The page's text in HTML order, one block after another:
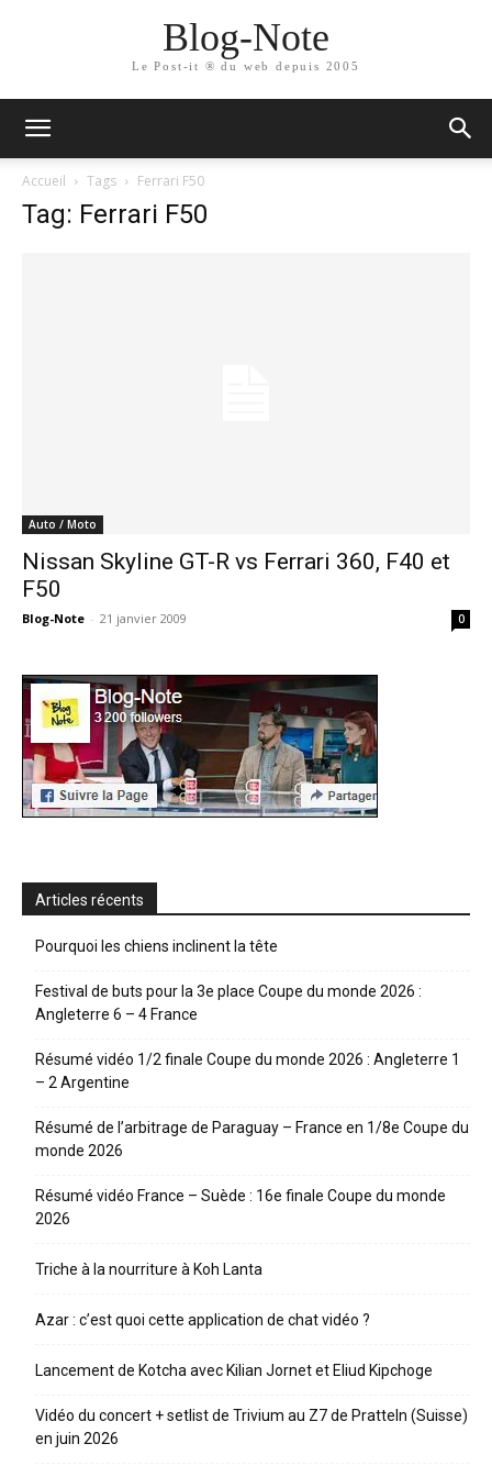
Blog-Note
Le Post-it ® du web depuis 2005
Accueil Tags Ferrari F50
Tag: Ferrari F50
Auto / Moto
Nissan Skyline GT-R vs Ferrari 360, F40 et
F50
Blog-Note - 21 janvier 2009 0
Articles récents
Pourquoi les chiens inclinent la tête
Festival de buts pour la 3e place Coupe du monde 2026 :
Angleterre 6 – 4 France
Résumé vidéo 1/2 finale Coupe du monde 2026 : Angleterre 1
– 2 Argentine
Résumé de l’arbitrage de Paraguay – France en 1/8e Coupe du
monde 2026
Résumé vidéo France – Suède : 16e finale Coupe du monde
2026
Triche à la nourriture à Koh Lanta
Azar : c’est quoi cette application de chat vidéo ?
Lancement de Kotcha avec Kilian Jornet et Eliud Kipchoge
Vidéo du concert + setlist de Trivium au Z7 de Pratteln (Suisse)
en juin 2026